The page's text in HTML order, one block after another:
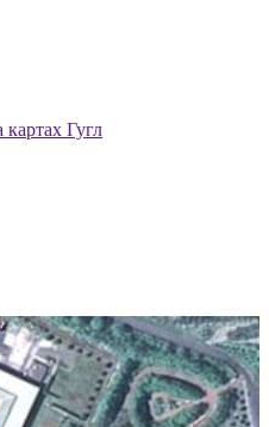
Гугл